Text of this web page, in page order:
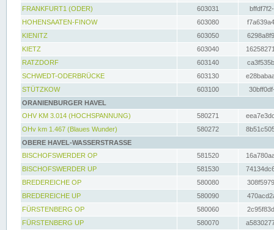
FRANKFURT1 (ODER)
603031
HOHENSAATEN-FINOW
603080
KIENITZ
603050
KIETZ
603040
RATZDORF
603140
SCHWEDT-ODERBRÜCKE
603130
STÜTZKOW
603100
ORANIENBURGER HAVEL
OHV KM 3.014 (HOCHSPANNUNG)
580271
OHv km 1.467 (Blaues Wunder)
580272
OBERE HAVEL-WASSERSTRASSE
BISCHOFSWERDER OP
581520
BISCHOFSWERDER UP
581530
BREDEREICHE OP
580080
BREDEREICHE UP
580090
FÜRSTENBERG OP
580060
FÜRSTENBERG UP
580070